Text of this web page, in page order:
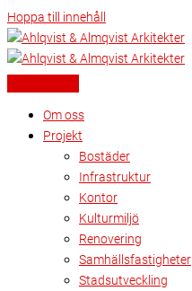
Hoppa till innehåll
Om oss
Projekt
Bostäder
Infrastruktur
Kontor
Kulturmiljö
Renovering
Samhällsfastigheter
Stadsutveckling